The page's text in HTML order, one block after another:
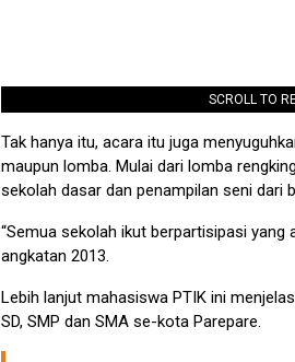
SCROLL TO
Tak hanya itu, acara itu juga
maupun lomba. Mulai dari lomba
sekolah dasar dan penampilan seni dari
“Semua sekolah ikut berpartisipasi yang
angkatan 2013.
Lebih lanjut mahasiswa PTIK ini
SD, SMP dan SMA se-kota Parepare.